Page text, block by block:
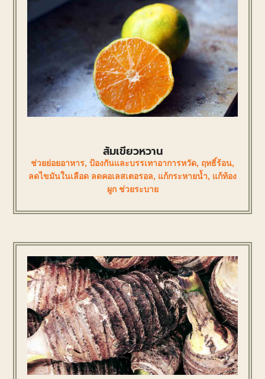
ส้มเขียวหวาน
ช่วยย่อยอาหาร, ป้องกันและบรรเทาอาการหวัด, ฤทธิ์ร้อน,
ลดไขมันในเลือด ลดคอเลสเตอรอล, แก้กระหายน้ำ, แก้ท้อง
ผูก ช่วยระบาย